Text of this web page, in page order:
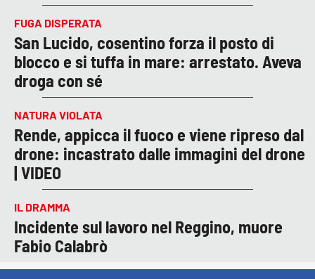
FUGA DISPERATA
San Lucido, cosentino forza il posto di
blocco e si tuffa in mare: arrestato. Aveva
droga con sé
NATURA VIOLATA
Rende, appicca il fuoco e viene ripreso dal
drone: incastrato dalle immagini del drone
| VIDEO
IL DRAMMA
Incidente sul lavoro nel Reggino, muore
Fabio Calabrò